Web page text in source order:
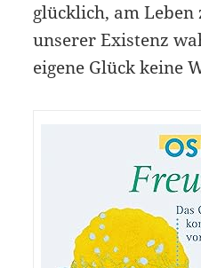
glücklich, am
unserer Existenz
eigene Glück keine